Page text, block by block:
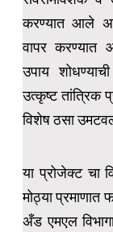
करण्यात आले
वापर करण्यात
उपाय
उत्कृष्ट तांत्रिक
विशेष ठसा
या प्रोजेक्ट चा
मोठ्या
अँड एमएल